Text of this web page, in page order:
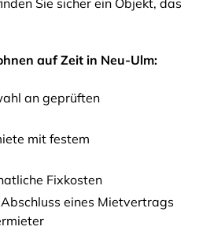
Sie sicher ein Objekt, das
auf Zeit in Neu-Ulm:
an geprüften
mit festem
Fixkosten
eines Mietvertrags